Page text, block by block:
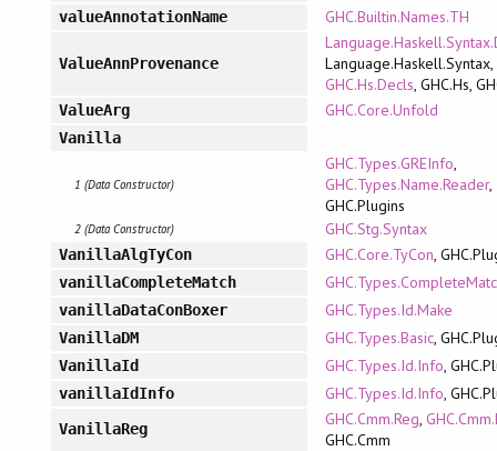
valueAnnotationName GHC.Builtin.Names.TH
ValueAnnProvenance
Language.Haskell.Syntax,
GHC.Hs.Decls, GHC.Hs,
ValueArg GHC.Core.Unfold
Vanilla
1 (Data Constructor)
GHC.Types.GREInfo,
GHC.Types.Name.Reader,
GHC.Plugins
2 (Data Constructor) GHC.Stg.Syntax
VanillaAlgTyCon GHC.Core.TyCon,
vanillaCompleteMatch
vanillaDataConBoxer GHC.Types.Id.Make
VanillaDM GHC.Types.Basic,
VanillaId GHC.Types.Id.Info,
vanillaIdInfo GHC.Types.Id.Info,
VanillaReg GHC.Cmm.Reg,
GHC.Cmm